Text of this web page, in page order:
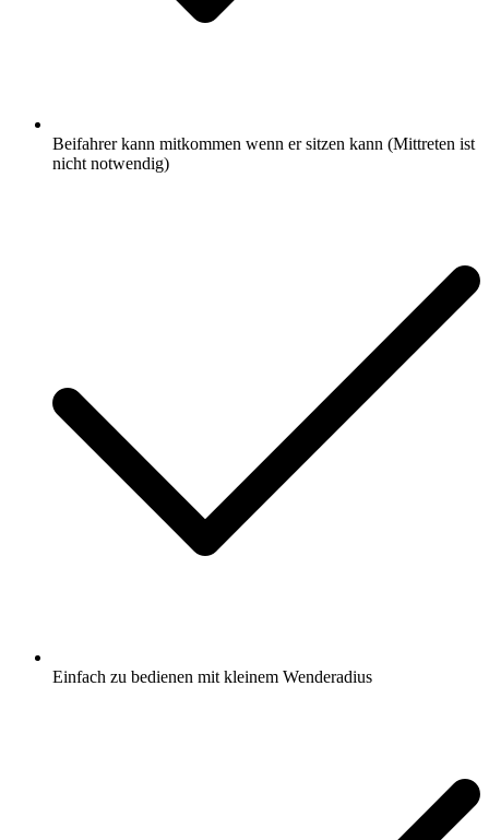
Beifahrer kann mitkommen wenn er sitzen kann (Mittreten ist
nicht notwendig)
Einfach zu bedienen mit kleinem Wenderadius